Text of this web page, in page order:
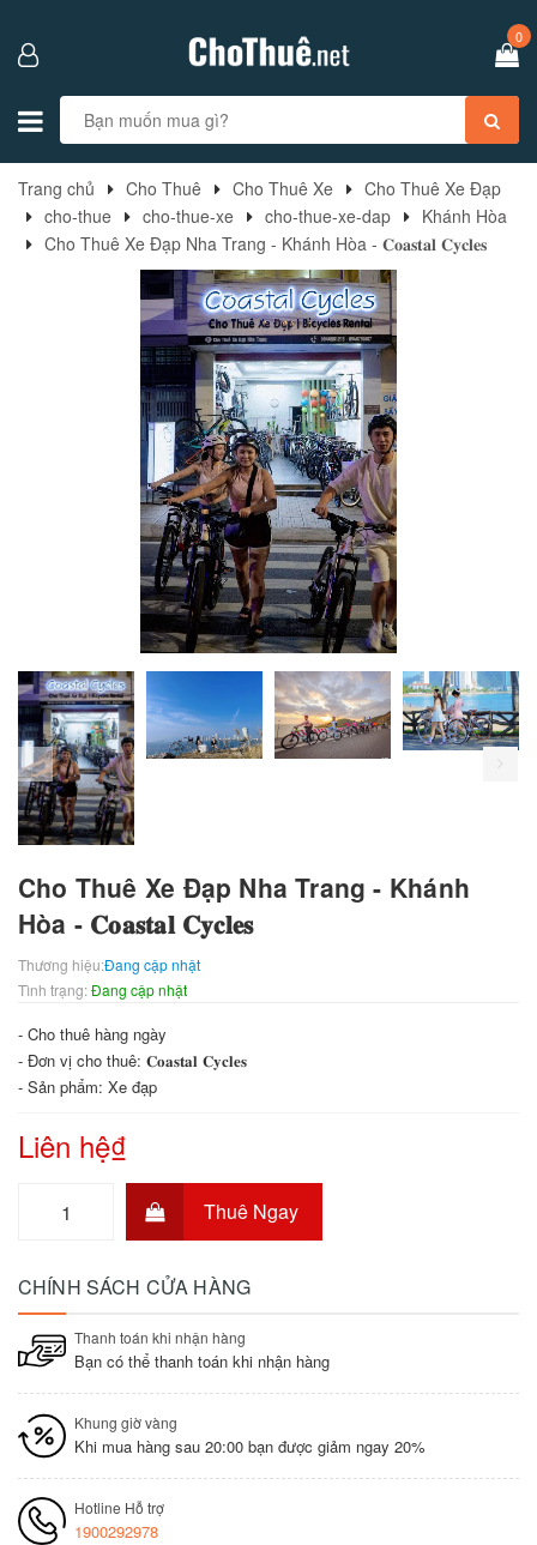
0
Trang chủ Cho Thuê Cho Thuê Xe
Cho Thuê Xe Đạp
cho-thue
cho-thue-xe cho-thue-xe-dap
Khánh Hòa
Cho Thuê Xe Đạp Nha Trang - Khánh Hòa - 𝐂𝐨𝐚𝐬𝐭𝐚𝐥 𝐂𝐲𝐜𝐥𝐞𝐬
prev
Cho Thuê Xe Đạp Nha Trang - Khánh
Hòa - 𝐂𝐨𝐚𝐬𝐭𝐚𝐥 𝐂𝐲𝐜𝐥𝐞𝐬
Thương hiệu:Đang cập nhật
Tình trạng:Đang cập nhật
- Cho thuê hàng ngày
- Đơn vị cho thuê: 𝐂𝐨𝐚𝐬𝐭𝐚𝐥 𝐂𝐲𝐜𝐥𝐞𝐬
- Sản phẩm: Xe đạp
Liên hệ₫
Thuê Ngay
CHÍNH SÁCH CỬA HÀNG
Thanh toán khi nhận hàng
Bạn có thể thanh toán khi nhận hàng
Khung giờ vàng
Khi mua hàng sau 20:00 bạn được giảm ngay 20%
Hotline Hỗ trợ
1900292978